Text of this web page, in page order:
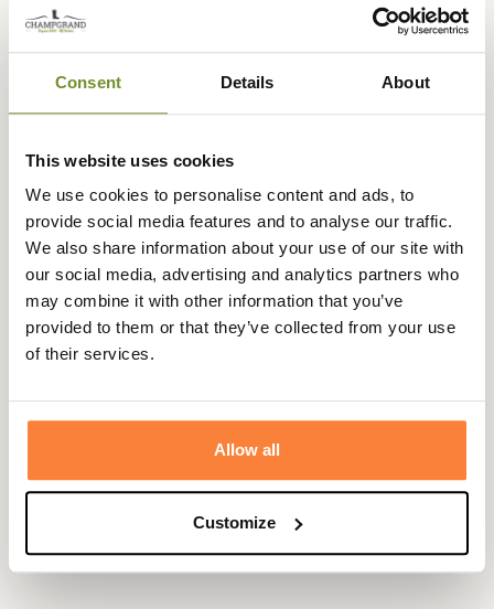
Consent Details About
This website uses cookies
We use cookies to personalise content and ads, to
provide social media features and to analyse our traffic.
We also share information about your use of our site with
our social media, advertising and analytics partners who
may combine it with other information that you’ve
provided to them or that they’ve collected from your use
of their services.
Allow all
Customize
disposent d'une bande élastiquée pour un excellent
maintien.
Le double renfort aux points de frottement évitera les
irritations tout en procurant un grand confort.
Principalement confectionnées en Primaloft, elles
gardant vos pieds au sec grâce à sa technologie isolante
et respirante.
Composition:
Polyester Primaloft : 30%
Laine Merinos Primaloft : 30%
Polyamide : 20%
Les chaussettes Prima 771FW de Crispi seront idéales